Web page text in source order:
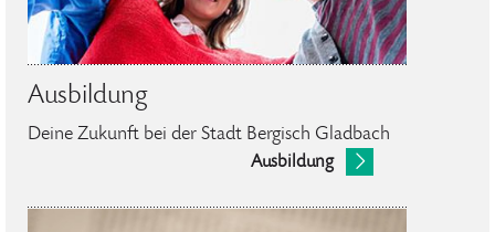
Ausbildung
Deine Zukunft bei der Stadt Bergisch Gladbach
Ausbildung